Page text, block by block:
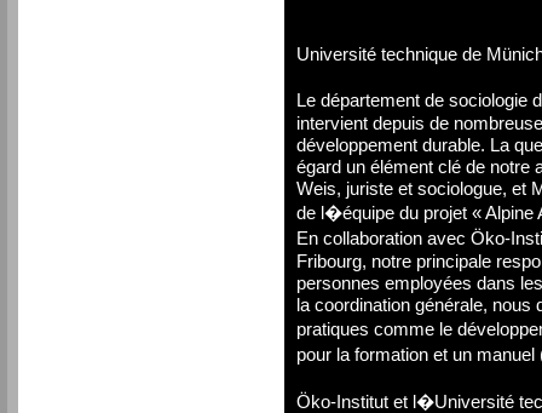
Université technique de
Le département de sociologie
intervient depuis de
développement durable. La
égard un élément clé de notre
Weis, juriste et sociologue, et
de l�équipe du projet « Alpine
En collaboration avec Öko-
Fribourg, notre principale
personnes employées dans
la coordination générale,
pratiques comme le
pour la formation et un
Öko-Institut et l�Université